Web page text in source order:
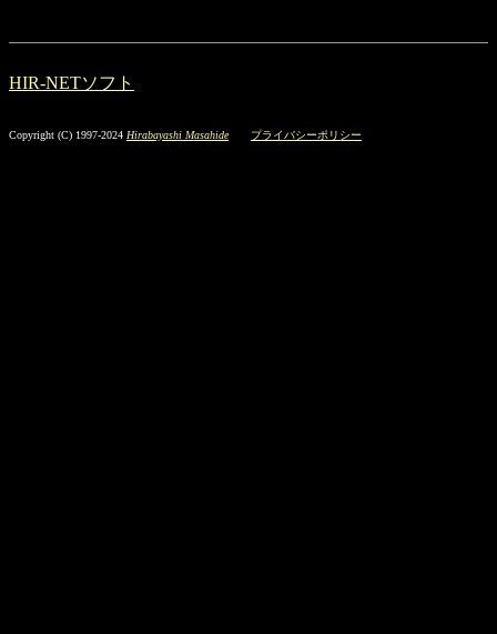
HIR-NETソフト
Copyright (C) 1997-2024 Hirabayashi Masahide プライバシーポリシー